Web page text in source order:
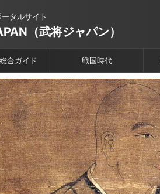
タルサイト
（武将ジャパン）
合ガイド 戦国時代